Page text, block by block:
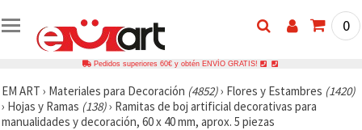
0
Pedidos superiores 60€ y obtén ENVÍO GRATIS!
EM ART › Materiales para Decoración (4852)› Flores y Estambres (1420)
› Hojas y Ramas (138)› Ramitas de boj artificial decorativas para
manualidades y decoración, 60 x 40 mm, aprox. 5 piezas